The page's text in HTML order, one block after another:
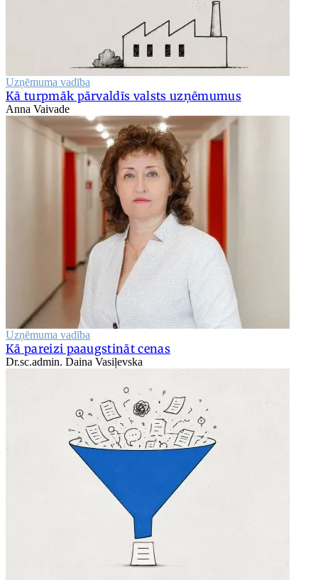
Uzņēmuma vadība
Kā turpmāk pārvaldīs valsts uzņēmumus
Anna Vaivade
Uzņēmuma vadība
Kā pareizi paaugstināt cenas
Dr.sc.admin. Daina Vasiļevska